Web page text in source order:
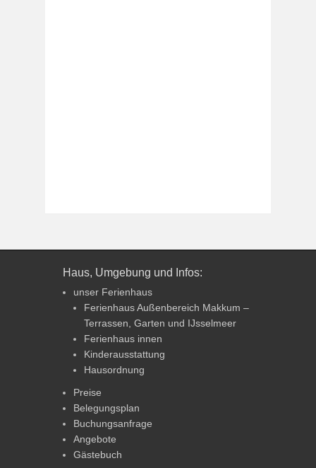
Haus, Umgebung und Infos:
unser Ferienhaus
Ferienhaus Außenbereich Makkum –
Terrassen, Garten und IJsselmeer
Ferienhaus innen
Kinderausstattung
Hausordnung
Preise
Belegungsplan
Buchungsanfrage
Angebote
Gästebuch